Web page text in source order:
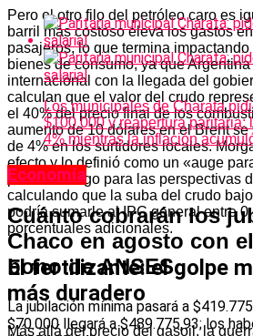
Pero el otro filo del petróleo caro es
barril más costoso eleva los gastos
pasajeros, lo que termina
bienes de consumo, ya que
internacional con la llegada del
calculan que el valor del crudo
el 40% del precio final de los
aumento de 10 dólares en el Brent
de 4% en los surtidores locales.
efecto y lo definió como un «auge
pero un riesgo para las perspectivas
calculando que la suba del crudo
podría sumarle al IPC general entre
porcentuales adicionales.
El fertilizante: el golpe
más duradero
Más allá del precio del gasoil, la
Los municipales de Charata
$100.000 y reapertura paritaria:
4% mientras la inflación
Economía
Cuánto cobrarán los
Chaco en agosto con
bono de ANSES
La jubilación mínima pasará a
$70.000 llegará a $489.775,93; los